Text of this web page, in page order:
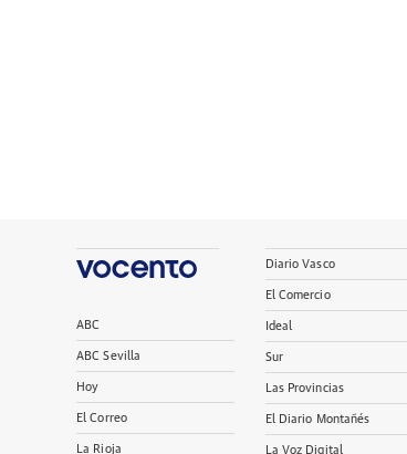
ABC
ABC Sevilla
Hoy
El Correo
La Rioja
Diario Vasco
El Comercio
Ideal
Sur
Las Provincias
El Diario Montañés
La Voz Digital